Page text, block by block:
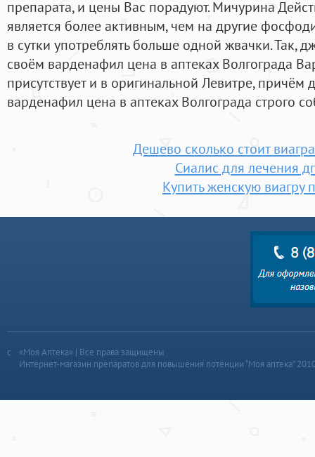
препарата, и цены Вас порадуют. Мичурина
является более активным, чем на другие
в сутки употреблять больше одной жвачки. Так,
своём варденафил цена в аптеках Волгограда
присутствует и в оригинальной Левитре, причём
варденафил цена в аптеках Волгограда строго
Дешево сколько стоит
Сиалис для лечения
Купить женскую виагру
«Моя Аптека» | Все права защищены
Интернет-магазин препаратов для повышения потенции “Моя аптека”